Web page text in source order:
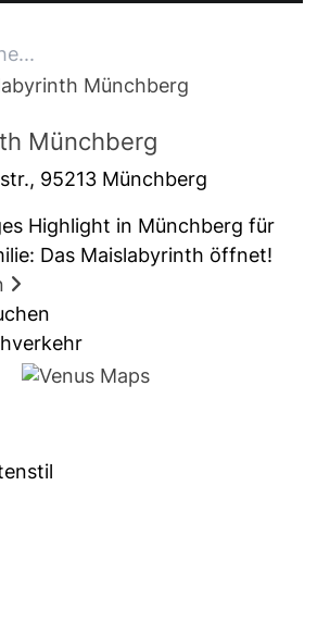
Münchberg
95213 Münchberg
Highlight in Münchberg für
Das Maislabyrinth öffnet!